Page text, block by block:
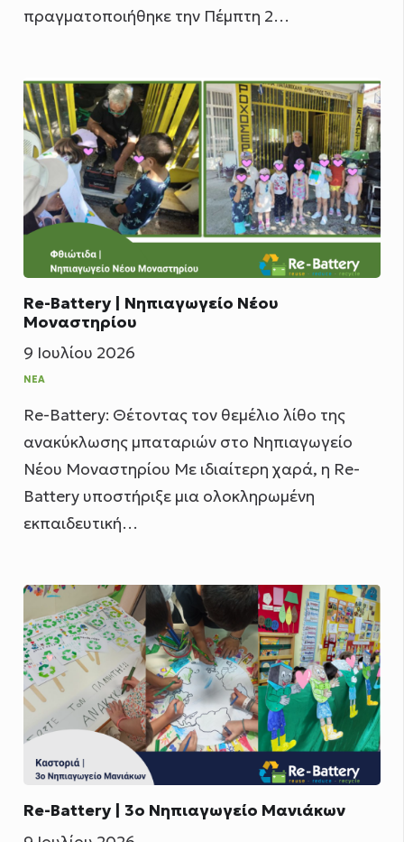
πραγματοποιήθηκε την Πέμπτη 2…
Re-Battery | Νηπιαγωγείο Νέου
Μοναστηρίου
9 Ιουλίου 2026
ΝΈΑ
Re-Battery: Θέτοντας τον θεμέλιο λίθο της
ανακύκλωσης μπαταριών στο Νηπιαγωγείο
Νέου Μοναστηρίου Με ιδιαίτερη χαρά, η Re-
Battery υποστήριξε μια ολοκληρωμένη
εκπαιδευτική…
Re-Battery | 3ο Νηπιαγωγείο Μανιάκων